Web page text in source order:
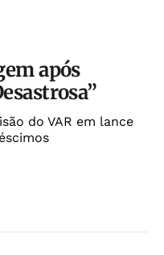
após
do VAR em lance